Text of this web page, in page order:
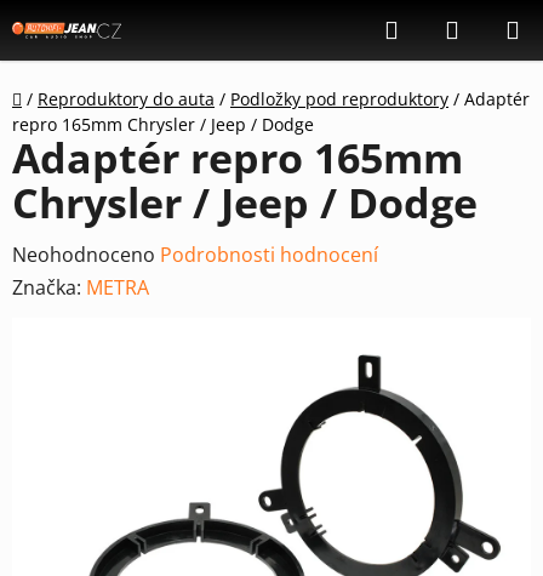
na
obsah
Hledat
KOŠÍK
Domů
/ Reproduktory do auta / Podložky pod reproduktory / Adaptér
repro 165mm Chrysler / Jeep / Dodge
Adaptér repro 165mm
Chrysler / Jeep / Dodge
Průměrné
hodnocení
Neohodnoceno Podrobnosti hodnocení
Značka: METRA